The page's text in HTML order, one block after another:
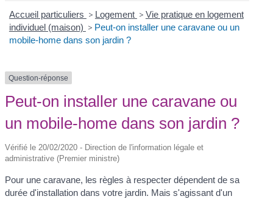
Accueil particuliers > Logement > Vie pratique en logement
individuel (maison) > Peut-on installer une caravane ou un
mobile-home dans son jardin ?
Question-réponse
Peut-on installer une caravane ou
un mobile-home dans son jardin ?
Vérifié le 20/02/2020 - Direction de l'information légale et
administrative (Premier ministre)
Pour une caravane, les règles à respecter dépendent de sa
durée d'installation dans votre jardin. Mais s'agissant d'un